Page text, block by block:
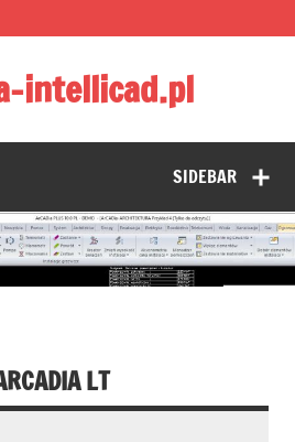
intellicad.pl
SIDEBAR
LT